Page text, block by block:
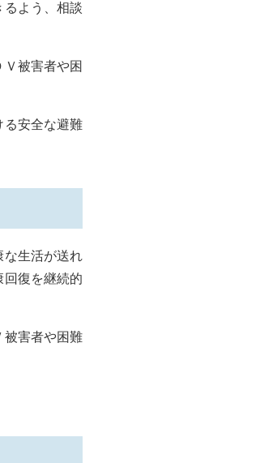
よう、相談
被害者や困
る安全な避難
な生活が送れ
復を継続的
被害者や困難